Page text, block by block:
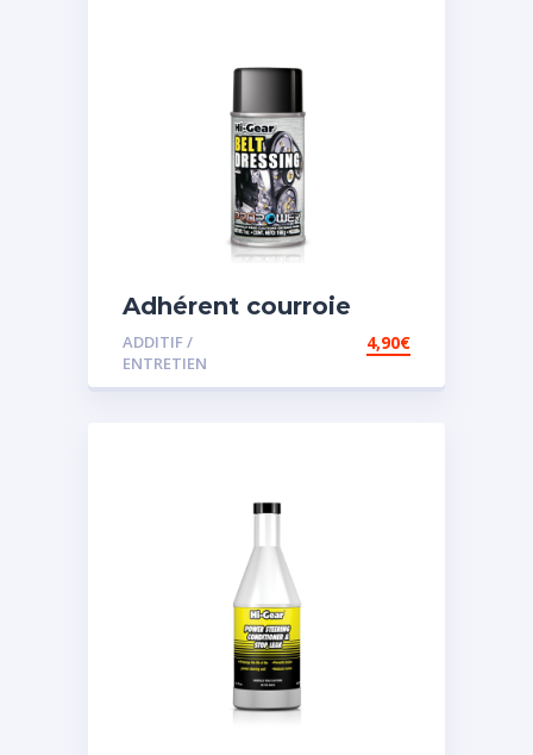
Adhérent courroie
ADDITIF /
ENTRETIEN
4,90€